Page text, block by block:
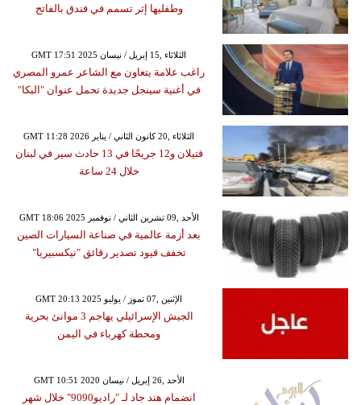
وطفليها إثر تسمم في فندق بالفاتح
GMT 17:51 2025 الثلاثاء ,15 إبريل / نيسان
راغب علامة يتعاون مع الشاعر عمرو المصري
في أغنية سينجل جديدة تحمل عنوان "البكا"
GMT 11:28 2026 الثلاثاء ,20 كانون الثاني / يناير
قتيلان و12 جريحًا في 13 حادث سير في لبنان
خلال 24 ساعة
GMT 18:06 2025 الأحد ,09 تشرين الثاني / نوفمبر
بعد أزمة عالمية في صناعة السيارات الصين
تخفف قيود تصدير رقائق "نيكسبيريا"
GMT 20:13 2025 الإثنين ,07 تموز / يوليو
الجيش الإسرائيلي يهاجم 3 موانئ بحرية
ومحطة كهرباء في اليمن
GMT 10:51 2020 الأحد ,26 إبريل / نيسان
انضمام هند جاد لـ "راديو9090" خلال شهر